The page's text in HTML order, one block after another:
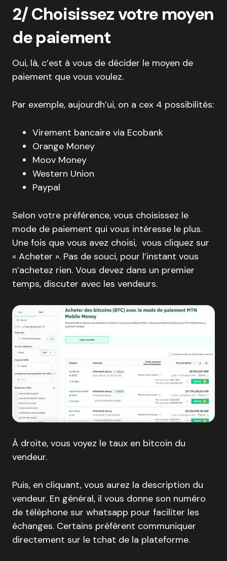
2/ Choisissez votre moyen
de paiement
Oui, là, c’est à vous de décider le moyen de
paiement que vous voulez.
Par exemple, aujourdh’ui, on a cex 4 possibilités:
Virement bancaire via Ecobank
Orange Money
Moov Money
Western Union
Paypal
Selon votre préférence, vous choisissez le
mode de paiement qui vous intéresse le plus.
Une fois que vous avez choisi, vous cliquez sur
« Acheter ». Pas de souci, pour l’instant vous
n’achetez rien. Vous devez dans un premier
temps, discuter avec les vendeurs.
À droite, vous voyez le taux en bitcoin du
vendeur.
Puis, en cliquant, vous aurez la description du
vendeur. En général, il vous donne son numéro
de téléphone sur whatsapp pour faciliter les
échanges. Certains préfèrent communiquer
directement sur le tchat de la plateforme.